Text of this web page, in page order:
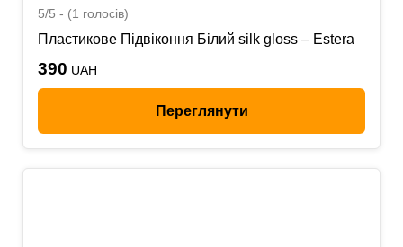
5/5 - (1 голосів)
Пластикове Підвіконня Білий silk gloss – Estera
390 UAH
Переглянути